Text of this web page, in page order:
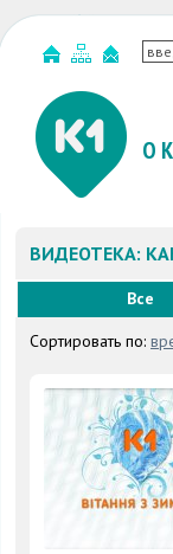
О
ВИДЕОТЕКА:
Все
Сортировать по: